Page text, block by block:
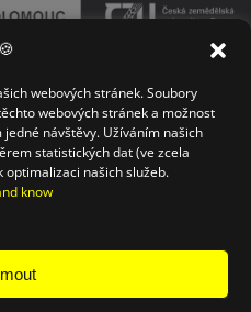
🍪
webových stránek. Soubory
webových stránek a možnost
návštěvy. Užíváním našich
statistických dat (ve zcela
našich služeb.
know
OCHRANY OSOBNÍCH ÚDAJŮ